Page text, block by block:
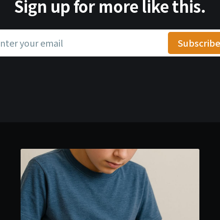
Sign up for more like this.
your email Subscribe